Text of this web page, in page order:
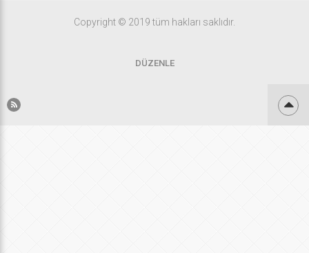
Copyright © 2019 tüm hakları saklıdır.
DÜZENLE